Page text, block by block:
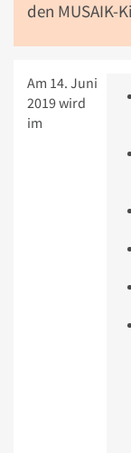
den MUSAIK-
Am 14. Juni
2019 wird
im